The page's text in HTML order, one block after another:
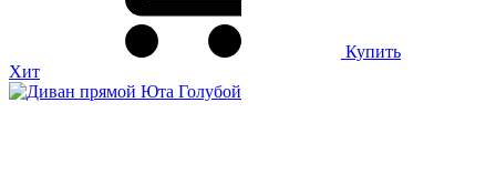
Купить
Хит